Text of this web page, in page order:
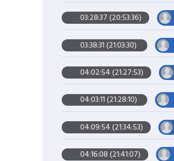
03:28:37 (20:53:36)
03:38:31 (21:03:30)
04:02:54 (21:27:53)
04:03:11 (21:28:10)
04:09:54 (21:34:53)
04:16:08 (21:41:07)